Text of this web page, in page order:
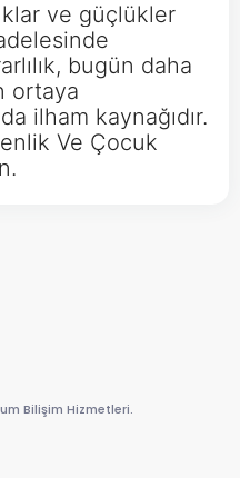
ve güçlükler
bugün daha
ortaya
ilham kaynağıdır.
Ve Çocuk
Bilişim Hizmetleri.